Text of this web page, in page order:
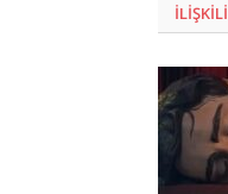
ILIŞKILI